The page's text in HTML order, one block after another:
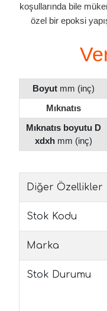
koşullarında bile
özel bir epoksi
Boyut mm (inç)
Mıknatıs
Mıknatıs boyutu D
xdxh mm (inç)
Diğer Özellikler
Stok Kodu
Marka
Stok Durumu